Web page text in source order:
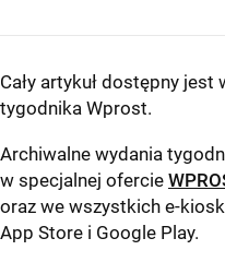
Cały artykuł dostępny jest
tygodnika Wprost.
Archiwalne wydania
w specjalnej ofercie
oraz we wszystkich e-
App Store i Google Play.